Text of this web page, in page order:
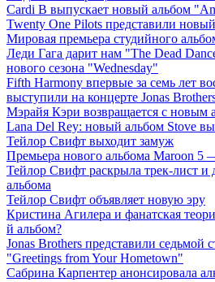
Cardi B выпускает новый альбом
Twenty One Pilots представили
Мировая премьера студийного
Леди Гага дарит нам "The Dead
нового сезона "Wednesday"
Fifth Harmony впервые за семь лет
выступили на концерте Jonas
Мэрайя Кэри возвращается с новым
Lana Del Rey: новый альбом Stove
Тейлор Свифт выходит замуж
Премьера нового альбома Maroon 5
Тейлор Свифт раскрыла трек-лист и
альбома
Тейлор Свифт объявляет новую эру
Кристина Агилера и фанатская
й альбом?
Jonas Brothers представили
"Greetings from Your Hometown"
Сабрина Карпентер анонсировала